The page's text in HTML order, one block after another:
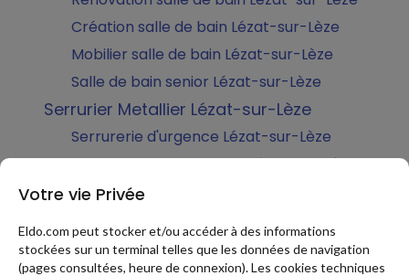
Création salle de bain Lézat-sur-Lèze
Mobilier salle de bain Lézat-sur-Lèze
Salle de bain senior Lézat-sur-Lèze
Serrurier Metallier Lézat-sur-Lèze
Serrurerie d'urgence Lézat-sur-Lèze
Changement de serrure Lézat-sur-Lèze
Soudure métal Lézat-sur-Lèze
Structure métallique mezzanine Lézat-sur-
Lèze
Votre vie Privée
Eldo.com peut stocker et/ou accéder à des informations
stockées sur un terminal telles que les données de navigation
(pages consultées, heure de connexion). Les cookies techniques